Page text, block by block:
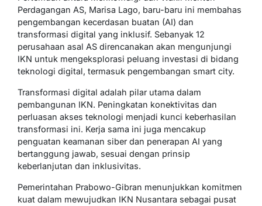
Perdagangan AS, Marisa Lago, baru-baru ini membahas
pengembangan kecerdasan buatan (AI) dan
transformasi digital yang inklusif. Sebanyak 12
perusahaan asal AS direncanakan akan mengunjungi
IKN untuk mengeksplorasi peluang investasi di bidang
teknologi digital, termasuk pengembangan smart city.
Transformasi digital adalah pilar utama dalam
pembangunan IKN. Peningkatan konektivitas dan
perluasan akses teknologi menjadi kunci keberhasilan
transformasi ini. Kerja sama ini juga mencakup
penguatan keamanan siber dan penerapan AI yang
bertanggung jawab, sesuai dengan prinsip
keberlanjutan dan inklusivitas.
Pemerintahan Prabowo-Gibran menunjukkan komitmen
kuat dalam mewujudkan IKN Nusantara sebagai pusat